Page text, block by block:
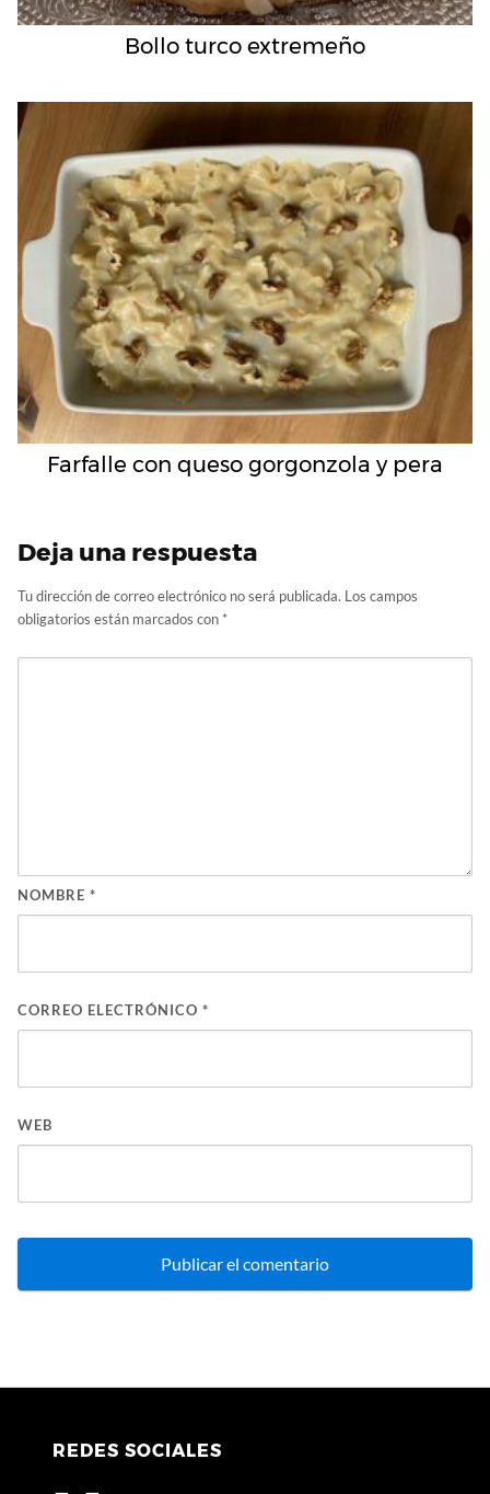
Bollo turco extremeño
Farfalle con queso gorgonzola y pera
Deja una respuesta
Tu dirección de correo electrónico no será publicada. Los campos
obligatorios están marcados con *
NOMBRE *
CORREO ELECTRÓNICO *
WEB
REDES SOCIALES